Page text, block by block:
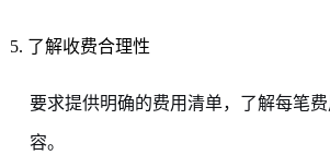
5. 了解收费合理性
要求提供明确的费用清单，了解每笔
容。